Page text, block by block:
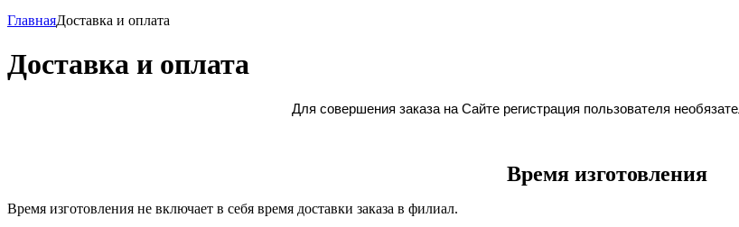
ГлавнаяДоставка и оплата
Доставка и оплата
Для совершения заказа на Сайте регистрация пользователя
Время изготовления
Время изготовления не включает в себя время доставки заказа в филиал.